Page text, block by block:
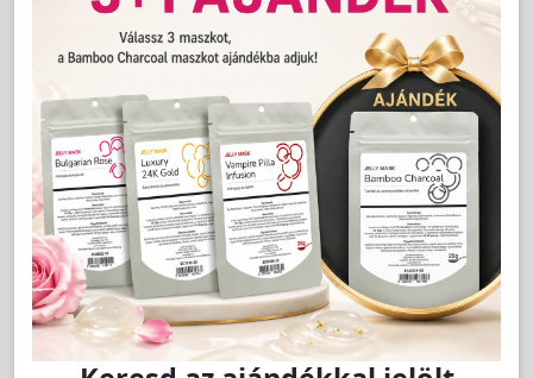
Cikkszám:XE9205
Szőrtelenítő krém arcra/bikini vonalra 40ml - X-
Epil
A szakmai árhoz jelentkezzen be!
LAKOSSÁGI ÁR (BRUTTÓ)